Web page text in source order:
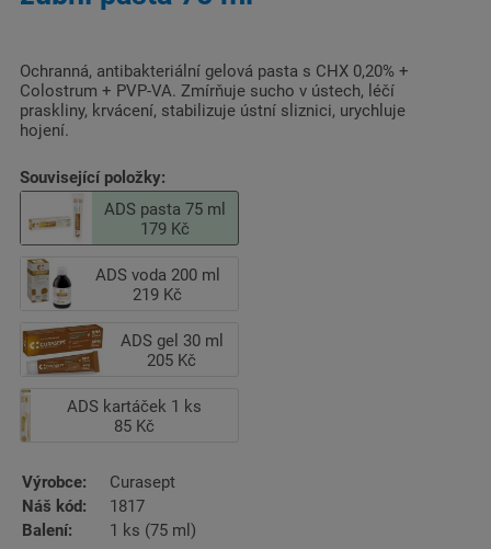
Ochranná, antibakteriální gelová pasta s CHX 0,20% +
Colostrum + PVP-VA. Zmírňuje sucho v ústech, léčí
praskliny, krvácení, stabilizuje ústní sliznici, urychluje
hojení.
Související položky:
ADS pasta 75 ml
179 Kč
ADS voda 200 ml
219 Kč
ADS gel 30 ml
205 Kč
ADS kartáček 1 ks
85 Kč
Výrobce:
Curasept
Náš kód:
1817
Balení:
1 ks (75 ml)